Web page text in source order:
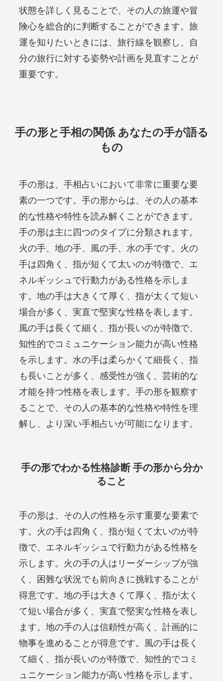
状態を詳しく見ることで、その人の旅運や冒
険心を総合的に判断することができます。旅
運を知りたいときには、旅行線を観察し、自
分の旅行に対する姿勢や計画を見直すことが
重要です。
手の形と手相の関係 あなたの手が語る
もの
手の形は、手相占いにおいて非常に重要な要
素の一つです。手の形からは、その人の基本
的な性格や特性を読み解くことができます。
手の形は主に四つのタイプに分類されます。
火の手、地の手、風の手、水の手です。火の
手は四角く、指が短くて太いのが特徴で、エ
ネルギッシュで行動力がある性格を示しま
す。地の手は大きくて厚く、指が太くて短い
場合が多く、実直で堅実な性格を表します。
風の手は長くて細く、指が長いのが特徴で、
知性的でコミュニケーション能力が高い性格
を示します。水の手は柔らかくて細長く、指
も長いことが多く、感受性が強く、芸術的な
才能を持つ性格を表します。手の形を観察す
ることで、その人の基本的な性格や特性を理
解し、より深い手相占いが可能になります。
手の形でわかる性格診断 手の形から分か
ること
手の形は、その人の性格を示す重要な要素で
す。火の手は四角く、指が短くて太いのが特
徴で、エネルギッシュで行動力がある性格を
示します。火の手の人はリーダーシップが強
く、困難な状況でも前向きに挑戦することが
得意です。地の手は大きくて厚く、指が太く
て短い場合が多く、実直で堅実な性格を表し
ます。地の手の人は信頼性が高く、計画的に
物事を進めることが得意です。風の手は長く
て細く、指が長いのが特徴で、知性的でコミ
ュニケーション能力が高い性格を示します。